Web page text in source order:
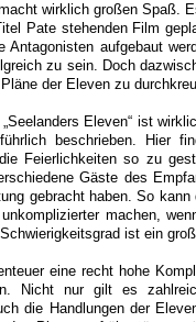
wirklich großen Spaß.
Pate stehenden Film
Antagonisten aufgebaut
zu sein. Doch
der Eleven zu
Eleven“ ist
beschrieben. Hier
Feierlichkeiten so zu
Gäste des
gebracht haben. So
machen,
ist ein
eine recht hohe
Nicht nur gilt es
die Handlungen der